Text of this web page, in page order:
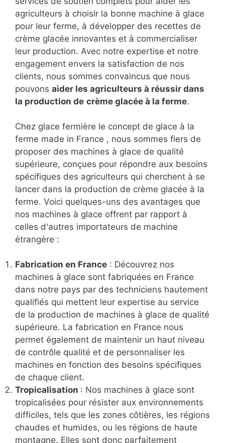
agriculteurs à choisir la bonne machine à glace
pour leur ferme, à développer des recettes de
crème glacée innovantes et à commercialiser
leur production. Avec notre expertise et notre
engagement envers la satisfaction de nos
clients, nous sommes convaincus que nous
pouvons aider les agriculteurs à réussir dans
la production de crème glacée à la ferme.
Chez glace fermière le concept de glace à la
ferme made in France , nous sommes fiers de
proposer des machines à glace de qualité
supérieure, conçues pour répondre aux besoins
spécifiques des agriculteurs qui cherchent à se
lancer dans la production de crème glacée à la
ferme. Voici quelques-uns des avantages que
nos machines à glace offrent par rapport à
celles d'autres importateurs de machine
étrangère :
Fabrication en France : Découvrez nos
machines à glace sont fabriquées en France
dans notre pays par des techniciens hautement
qualifiés qui mettent leur expertise au service
de la production de machines à glace de qualité
supérieure. La fabrication en France nous
permet également de maintenir un haut niveau
de contrôle qualité et de personnaliser les
machines en fonction des besoins spécifiques
de chaque client.
Tropicalisation : Nos machines à glace sont
tropicalisées pour résister aux environnements
difficiles, tels que les zones côtières, les régions
chaudes et humides, ou les régions de haute
montagne. Elles sont donc parfaitement